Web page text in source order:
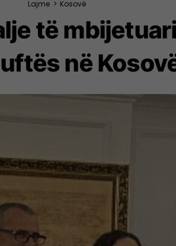
Lajme > Kosovë
të
në